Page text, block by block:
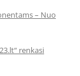
– Nuo
renkasi